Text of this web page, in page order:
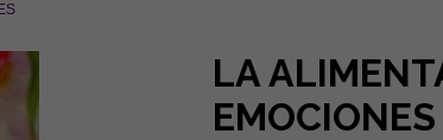
LA
EMOCIONES